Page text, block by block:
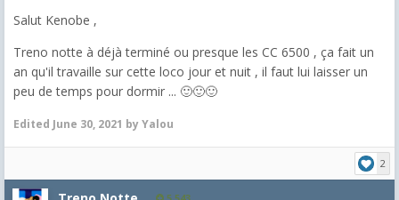
Salut Kenobe ,
Treno notte à déjà terminé ou presque les CC 6500 , ça fait un
an qu'il travaille sur cette loco jour et nuit , il faut lui laisser un
peu de temps pour dormir ... 🙂🙂🙂
Edited June 30, 2021 by Yalou
2